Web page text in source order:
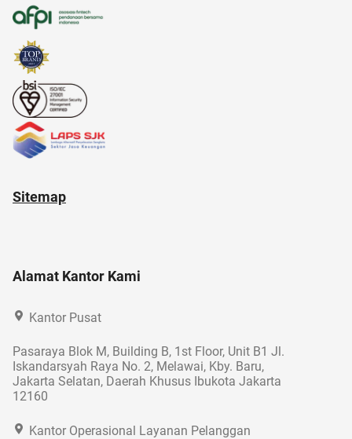
aksesoris
Sitemap
Alamat Kantor Kami
Kantor Pusat
Pasaraya Blok M, Building B, 1st Floor, Unit B1 Jl.
Iskandarsyah Raya No. 2, Melawai, Kby. Baru,
Jakarta Selatan, Daerah Khusus Ibukota Jakarta
12160
Kantor Operasional Layanan Pelanggan